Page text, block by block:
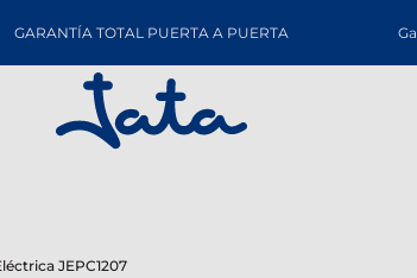
GARANTÍA TOTAL PUERTA A PUERTA
JEPC1207